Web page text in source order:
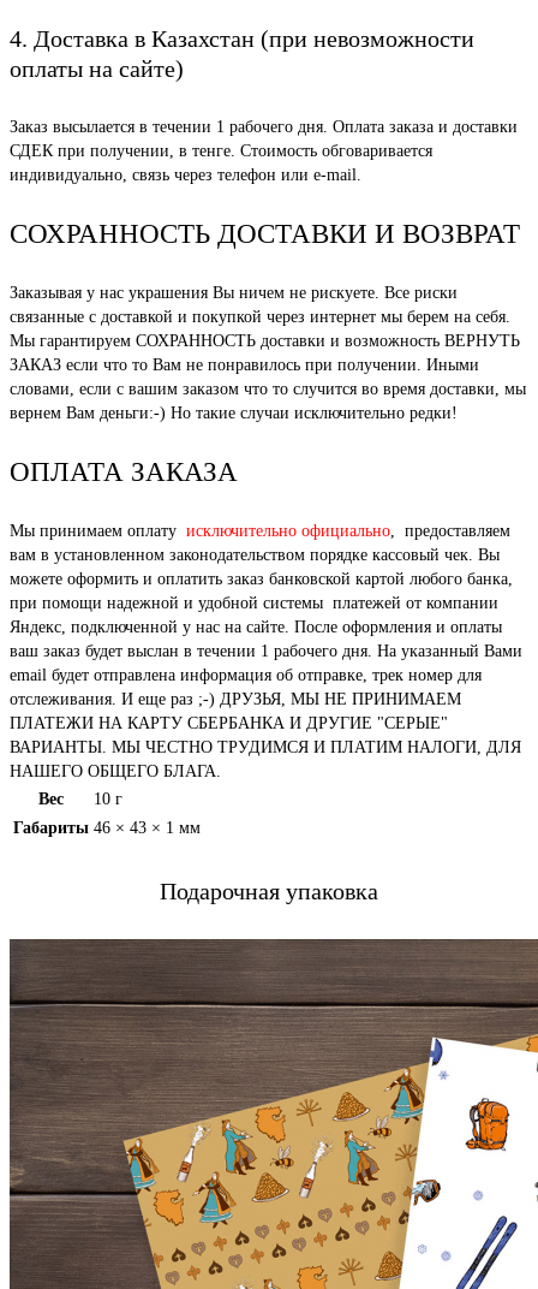
4. Доставка в Казахстан (при невозможности
оплаты на сайте)
Заказ высылается в течении 1 рабочего дня. Оплата заказа и доставки
СДЕК при получении, в тенге. Стоимость обговаривается
индивидуально, связь через телефон или e-mail.
СОХРАННОСТЬ ДОСТАВКИ И ВОЗВРАТ
Заказывая у нас украшения Вы ничем не рискуете. Все риски
связанные с доставкой и покупкой через интернет мы берем на себя.
Мы гарантируем СОХРАННОСТЬ доставки и возможность ВЕРНУТЬ
ЗАКАЗ если что то Вам не понравилось при получении. Иными
словами, если с вашим заказом что то случится во время доставки, мы
вернем Вам деньги:-) Но такие случаи исключительно редки!
ОПЛАТА ЗАКАЗА
Мы принимаем оплату исключительно официально, предоставляем
вам в установленном законодательством порядке кассовый чек. Вы
можете оформить и оплатить заказ банковской картой любого банка,
при помощи надежной и удобной системы платежей от компании
Яндекс, подключенной у нас на сайте. После оформления и оплаты
ваш заказ будет выслан в течении 1 рабочего дня. На указанный Вами
email будет отправлена информация об отправке, трек номер для
отслеживания. И еще раз ;-) ДРУЗЬЯ, МЫ НЕ ПРИНИМАЕМ
ПЛАТЕЖИ НА КАРТУ СБЕРБАНКА И ДРУГИЕ "СЕРЫЕ"
ВАРИАНТЫ. МЫ ЧЕСТНО ТРУДИМСЯ И ПЛАТИМ НАЛОГИ, ДЛЯ
НАШЕГО ОБЩЕГО БЛАГА.
Вес
10 г
Габариты 46 × 43 × 1 мм
Подарочная упаковка